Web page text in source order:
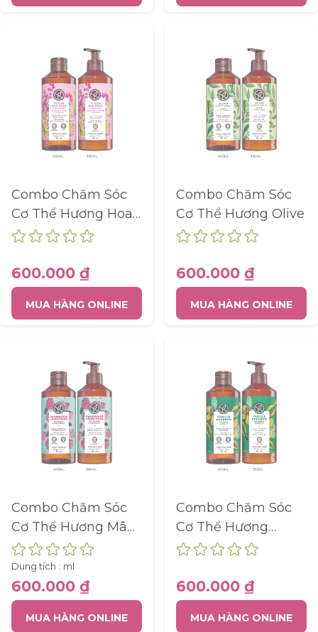
Combo Chăm Sóc
Cơ Thể Hương Hoa
Hồng Hoa Cỏ Và
600.000 ₫
MUA HÀNG ONLINE
Combo Chăm Sóc
Cơ Thể Hương Olive
600.000 ₫
MUA HÀNG ONLINE
Combo Chăm Sóc
Cơ Thể Hương Mâm
Xôi Đỏ
Dung tích : ml
600.000 ₫
MUA HÀNG ONLINE
Combo Chăm Sóc
Cơ Thể Hương
Vanilla
600.000 ₫
MUA HÀNG ONLINE